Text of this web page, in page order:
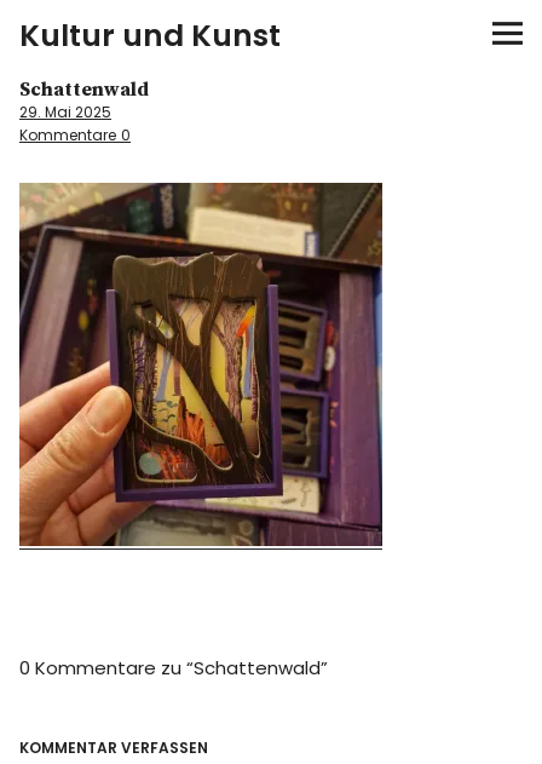
Kultur und Kunst
kultur & kunst
Spiele
Konzerte
Museen bei…
Bloggerreisen
Über mich
Schattenwald
29. Mai 2025
Kommentare 0
0 Kommentare zu “Schattenwald”
KOMMENTAR VERFASSEN